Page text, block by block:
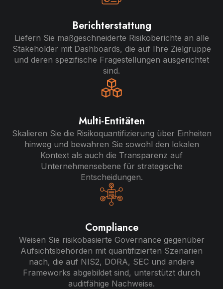
Berichterstattung
Liefern Sie maßgeschneiderte Risikoberichte an alle
Stakeholder mit Dashboards, die auf Ihre Zielgruppe
und deren spezifische Fragestellungen ausgerichtet
sind.
Multi-Entitäten
Skalieren Sie die Risikoquantifizierung über Einheiten
hinweg und bewahren Sie sowohl den lokalen
Kontext als auch die Transparenz auf
Unternehmensebene für strategische
Entscheidungen.
Compliance
Weisen Sie risikobasierte Governance gegenüber
Aufsichtsbehörden mit quantifizierten Szenarien
nach, die auf NIS2, DORA, SEC und andere
Frameworks abgebildet sind, unterstützt durch
auditfähige Nachweise.